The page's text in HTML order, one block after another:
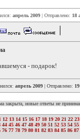
апрель 2009 | Отправлено: 18
- подарок!
апрель 2009 | Отправлено:
закрыта, новые ответы не
12 13 14 15 16 17 18 19 20 21 22 23
44 45 46 47 48 49 50 51 52 53 54 55
76 77 78 79 80 81 82 83 84 85 86 87